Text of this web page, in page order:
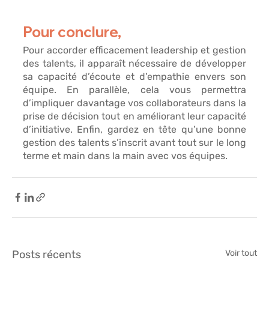
Pour conclure,
Pour accorder efficacement leadership et gestion
des talents, il apparaît nécessaire de développer
sa capacité d’écoute et d’empathie envers son
équipe
d’impliquer davantage vos collaborateurs dans la
prise de décision tout en améliorant leur capacité
d’initiative. Enfin, gardez en tête qu’une bonne
gestion des talents s’inscrit avant tout sur le long
terme et main dans la main avec vos équipes.
Posts récents Voir tout